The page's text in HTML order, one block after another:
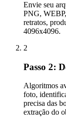
Envie seu
PNG,
retratos,
4096x4096.
2
Passo 2:
Algoritmos
foto,
precisa das
extração do